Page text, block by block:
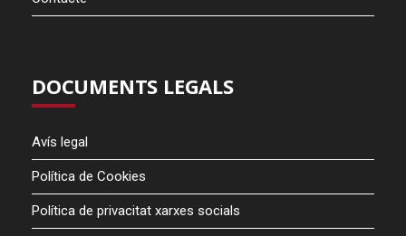
DOCUMENTS LEGALS
Avís legal
Política de Cookies
Política de privacitat xarxes socials